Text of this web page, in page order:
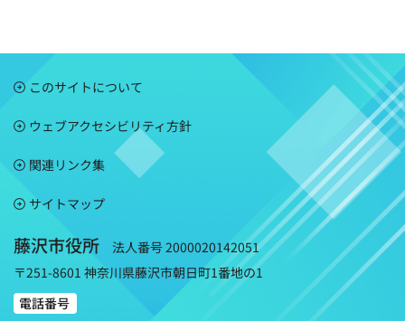
このサイトについて
ウェブアクセシビリティ方針
関連リンク集
サイトマップ
藤沢市役所
法人番号 2000020142051
〒251-8601 神奈川県藤沢市朝日町1番地の1
電話番号